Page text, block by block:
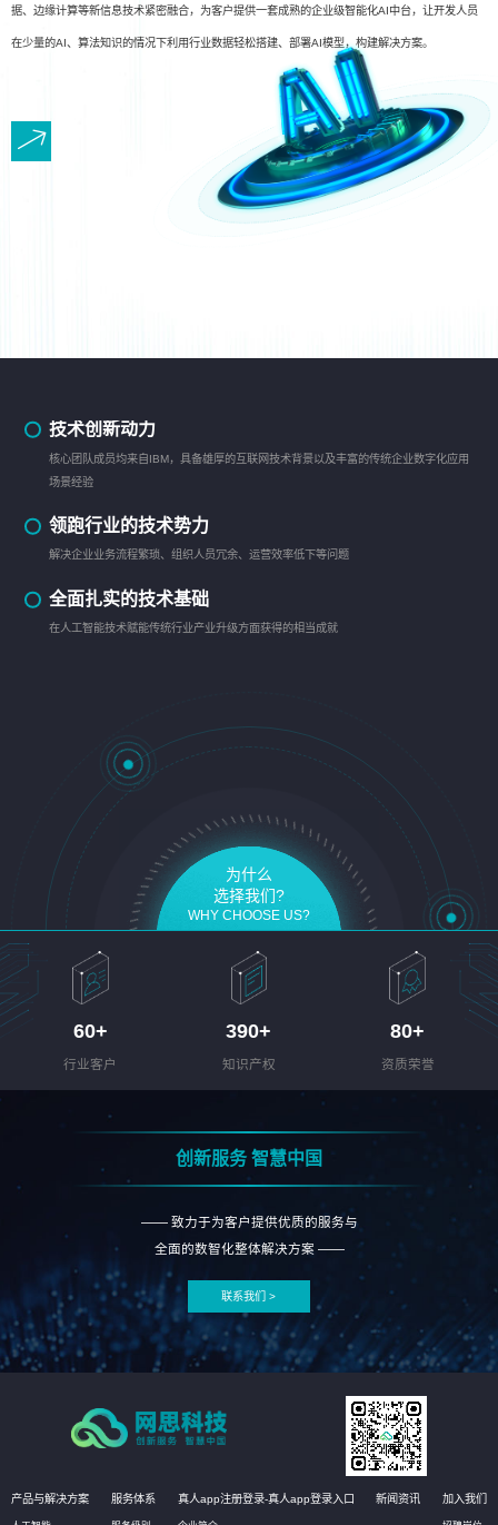
据、边缘计算等新信息技术紧密融合，为客户提供一套成熟的企业级智能化AI中台，让开发人员
在少量的AI、算法知识的情况下利用行业数据轻松搭建、部署AI模型，构建解决方案。
技术创新动力
核心团队成员均来自IBM，具备雄厚的互联网技术背景以及丰富的传统企业数字化应用
场景经验
领跑行业的技术势力
解决企业业务流程繁琐、组织人员冗余、运营效率低下等问题
全面扎实的技术基础
在人工智能技术赋能传统行业产业升级方面获得的相当成就
为什么
选择我们?
WHY CHOOSE US?
60+
行业客户
390+
知识产权
80+
资质荣誉
创新服务 智慧中国
—— 致力于为客户提供优质的服务与
全面的数智化整体解决方案 ——
联系我们 >
产品与解决方案 服务体系 真人app注册登录-真人app登录入口 新闻资讯 加入我们